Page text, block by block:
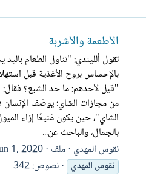
الأطعمة والأشربة
تقول ألليندي: "تناول الطعام
بالإحساس بروح الأغذية قبل
"قيل لأحدهم: ما حد الشبع؟
‏من مجازات الشاي: يوصَف الإنسان
الشاي"، حين يكون مَنيعًا إزاء
بالجمال، والباحث عن...
نقوس المهدي ملف 1, 2020
نقوسالمهدي نصوص: 342